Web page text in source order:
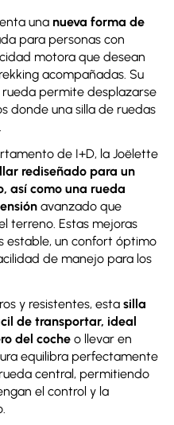
una nueva forma de
para personas con
motora que desean
acompañadas. Su
permite desplazarse
donde una silla de ruedas
de I+D, la Joëlette
rediseñado para un
así como una rueda
avanzado que
terreno. Estas mejoras
estable, un confort óptimo
de manejo para los
y resistentes, esta silla
de transportar, ideal
del coche o llevar en
equilibra perfectamente
central, permitiendo
el control y la